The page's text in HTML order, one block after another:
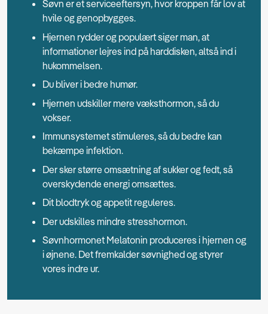
Søvn er et serviceeftersyn, hvor kroppen får lov at
hvile og genopbygges.
Hjernen rydder og populært siger man, at
informationer lejres ind på harddisken, altså ind i
hukommelsen.
Du bliver i bedre humør.
Hjernen udskiller mere væksthormon, så du
vokser.
Immunsystemet stimuleres, så du bedre kan
bekæmpe infektion.
Der sker større omsætning af sukker og fedt, så
overskydende energi omsættes.
Dit blodtryk og appetit reguleres.
Der udskilles mindre stresshormon.
Søvnhormonet Melatonin produceres i hjernen og
i øjnene. Det fremkalder søvnighed og styrer
vores indre ur.